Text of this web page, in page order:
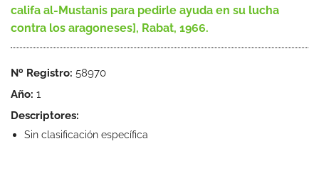
califa al-Mustanis para pedirle ayuda en su lucha
contra los aragoneses], Rabat, 1966.
Nº Registro: 58970
Año: 1
Descriptores:
Sin clasificación específica